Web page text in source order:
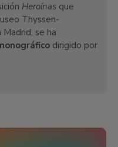
Heroínas que
Thyssen-
Madrid, se ha
dirigido por